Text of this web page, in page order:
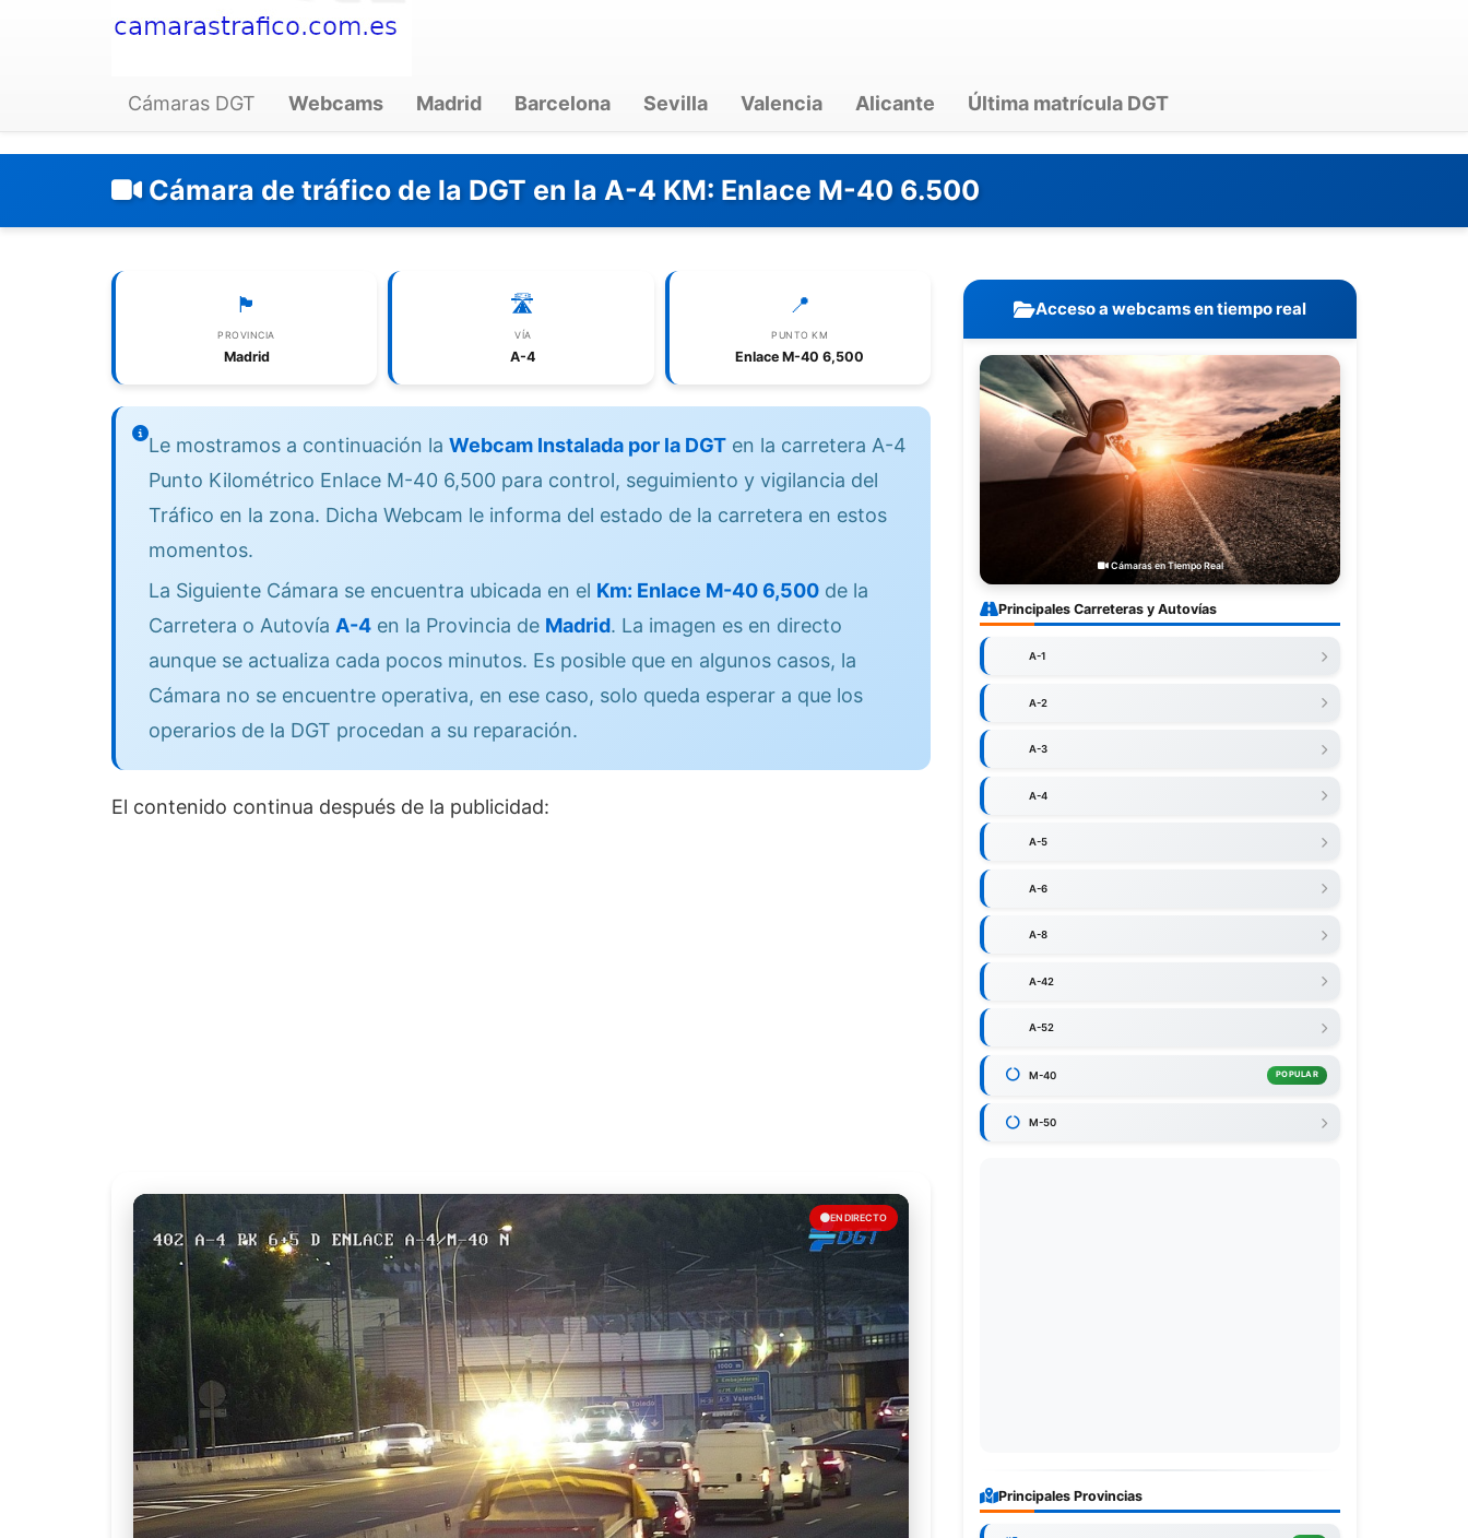
Cámaras DGT Webcams Madrid Barcelona Sevilla Valencia Alicante Última matrícula DGT
Cámara de tráfico de la DGT en la A-4 KM: Enlace M-40 6.500
🏴
PROVINCIA
Madrid
🛣️
VÍA
A-4
📍
PUNTO KM
Enlace M-40 6,500
Le mostramos a continuación la Webcam Instalada por la DGT en la carretera A-4
Punto Kilométrico Enlace M-40 6,500 para control, seguimiento y vigilancia del
Tráfico en la zona. Dicha Webcam le informa del estado de la carretera en estos
momentos.
La Siguiente Cámara se encuentra ubicada en el Km: Enlace M-40 6,500 de la
Carretera o Autovía A-4 en la Provincia de Madrid. La imagen es en directo
aunque se actualiza cada pocos minutos. Es posible que en algunos casos, la
Cámara no se encuentre operativa, en ese caso, solo queda esperar a que los
operarios de la DGT procedan a su reparación.
El contenido continua después de la publicidad:
EN DIRECTO
Acceso a webcams en tiempo real
Cámaras en Tiempo Real
Principales Carreteras y Autovías
A-1
A-2
A-3
A-4
A-5
A-6
A-8
A-42
A-52
M-40 POPULAR
M-50
Principales Provincias